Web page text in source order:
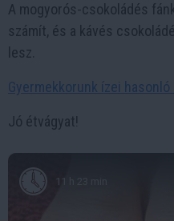
A mogyorós-csokoládés
számít, és a kávés
lesz.
Gyermekkorunk ízei
Jó étvágyat!
11 h 23 min